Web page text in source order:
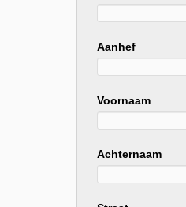
Aanhef
Voornaam
Achternaam